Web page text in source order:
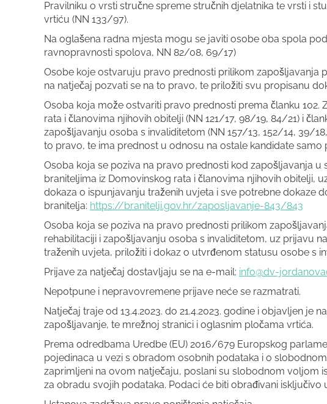
Pravilniku o vrsti stručne spreme stručnih djelatnika te vrsti i
vrtiću (NN 133/97).
Na oglašena radna mjesta mogu se javiti osobe oba spola
ravnopravnosti spolova, NN 82/08, 69/17)
Osobe koje ostvaruju pravo prednosti prilikom zapošljavanja
na natječaj pozvati se na to pravo, te priložiti svu propisanu
Osoba koja može ostvariti pravo prednosti prema članku 102.
rata i članovima njihovih obitelji (NN 121/17, 98/19, 84/21) i
zapošljavanju osoba s invaliditetom (NN 157/13, 152/14, 39/
to pravo, te ima prednost u odnosu na ostale kandidate samo
Osoba koja se poziva na pravo prednosti kod zapošljavanja u
braniteljima iz Domovinskog rata i članovima njihovih obitelji,
dokaza o ispunjavanju traženih uvjeta i sve potrebne dokaze
branitelja: https://branitelji.gov.hr/zaposljavanje-843/843
Osoba koja se poziva na pravo prednosti prilikom
rehabilitaciji i zapošljavanju osoba s invaliditetom, uz prijavu
traženih uvjeta, priložiti i dokaz o utvrđenom statusu osobe s
Prijave za natječaj dostavljaju se na e-mail: info@dv-
Nepotpune i nepravovremene prijave neće se razmatrati.
Natječaj traje od 13.4.2023. do 21.4.2023. godine i objavljen je
zapošljavanje, te mrežnoj stranici i oglasnim pločama vrtića.
Prema odredbama Uredbe (EU) 2016/679 Europskog
pojedinaca u vezi s obradom osobnih podataka i o
zaprimljeni na ovom natječaju, poslani su slobodnom voljom
za obradu svojih podataka. Podaci će biti obrađivani isključivo